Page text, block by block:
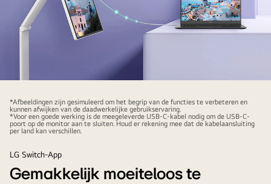
laptop
wordt
via
aangesloten
*Afbeeldingen zijn gesimuleerd om het begrip van de functies te verbeteren en
kunnen afwijken van de daadwerkelijke gebruikservaring.
*Voor een goede werking is de meegeleverde USB-C-kabel nodig om de USB-C-
poort op de monitor aan te sluiten. Houd er rekening mee dat de kabelaansluiting
per land kan verschillen.
LG Switch-App
Gemakkelijk moeiteloos te